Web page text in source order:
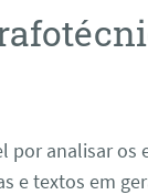
por analisar os
e textos em